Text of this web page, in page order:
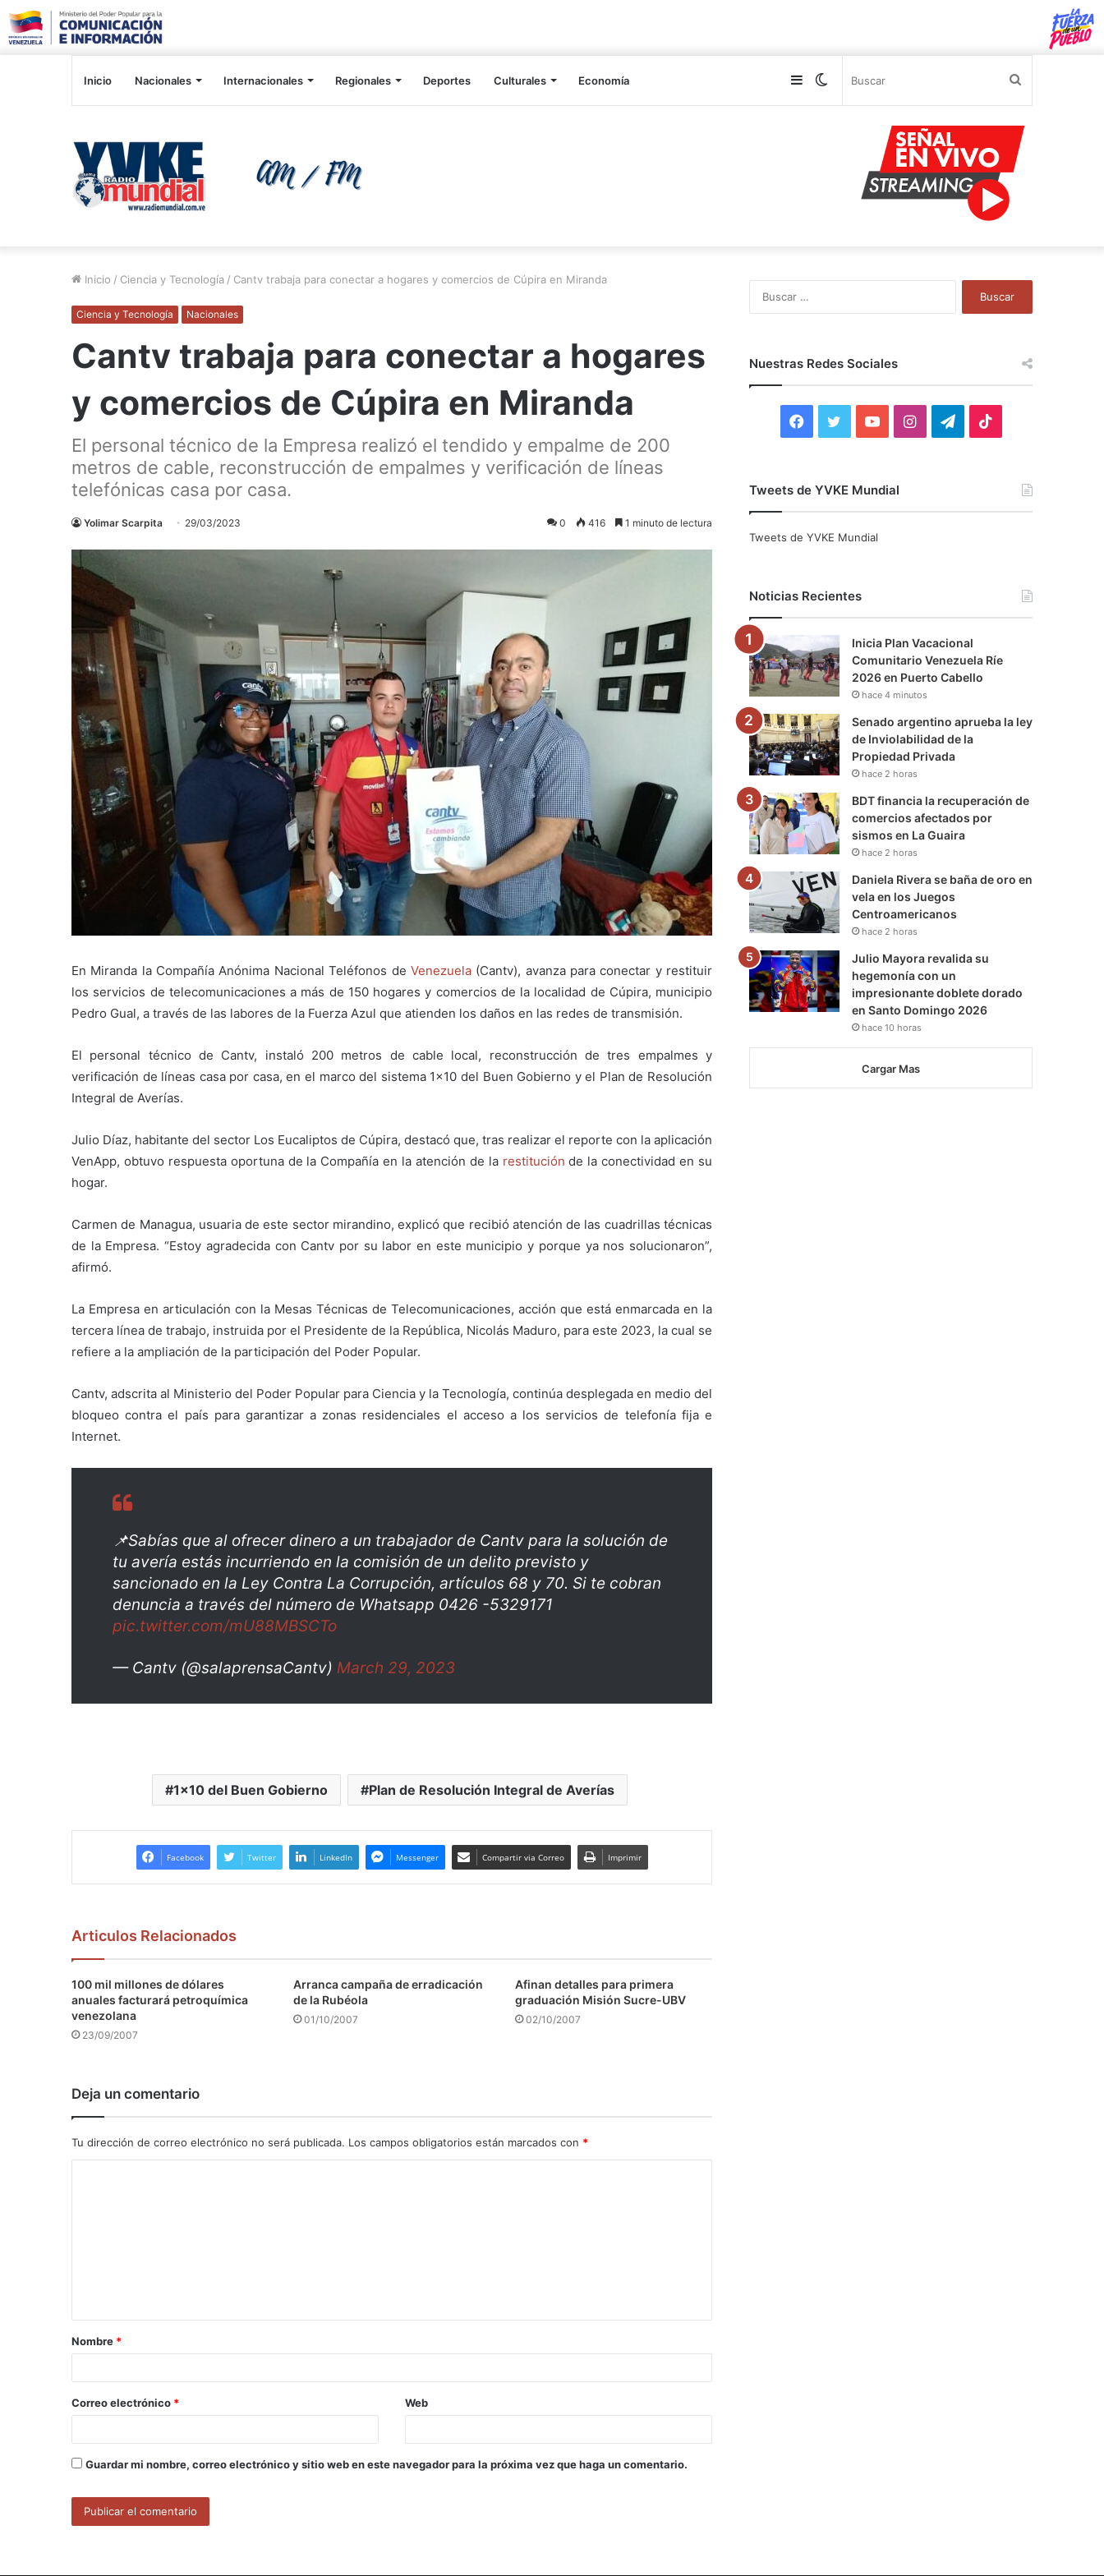
Inicio Nacionales Internacionales Regionales Deportes Culturales Economía Switch
Sidebar
Inicio / Ciencia y Tecnología / Cantv trabaja para conectar a hogares y comercios de Cúpira en Miranda
Ciencia y Tecnología Nacionales
Cantv trabaja para conectar a hogares
y comercios de Cúpira en Miranda
El personal técnico de la Empresa realizó el tendido y empalme de 200
metros de cable, reconstrucción de empalmes y verificación de líneas
telefónicas casa por casa.
Yolimar Scarpita 29/03/2023 0 416 1 minuto de lectura
En Miranda la Compañía Anónima Nacional Teléfonos de Venezuela(Cantv), avanza para conectar y restituir
los servicios de telecomunicaciones a más de 150 hogares y comercios de la localidad de Cúpira, municipio
Pedro Gual, a través de las labores de la Fuerza Azul que atienden los daños en las redes de transmisión.
El personal técnico de Cantv, instaló 200 metros de cable local, reconstrucción de tres empalmes y
verificación de líneas casa por casa, en el marco del sistema 1×10 del Buen Gobierno y el Plan de Resolución
Integral de Averías.
Julio Díaz, habitante del sector Los Eucaliptos de Cúpira, destacó que, tras realizar el reporte con la aplicación
VenApp, obtuvo respuesta oportuna de la Compañía en la atención de la restitución de la conectividad en su
hogar.
Carmen de Managua, usuaria de este sector mirandino, explicó que recibió atención de las cuadrillas técnicas
de la Empresa. “Estoy agradecida con Cantv por su labor en este municipio y porque ya nos solucionaron”,
afirmó.
La Empresa en articulación con la Mesas Técnicas de Telecomunicaciones, acción que está enmarcada en la
tercera línea de trabajo, instruida por el Presidente de la República, Nicolás Maduro, para este 2023, la cual se
refiere a la ampliación de la participación del Poder Popular.
Cantv, adscrita al Ministerio del Poder Popular para Ciencia y la Tecnología, continúa desplegada en medio del
bloqueo contra el país para garantizar a zonas residenciales el acceso a los servicios de telefonía fija e
Internet.
📌Sabías que al ofrecer dinero a un trabajador de Cantv para la solución de
tu avería estás incurriendo en la comisión de un delito previsto y
sancionado en la Ley Contra La Corrupción, artículos 68 y 70. Si te cobran
denuncia a través del número de Whatsapp 0426 -5329171
pic.twitter.com/mU88MBSCTo
— Cantv (@salaprensaCantv) March 29, 2023
1x10 del Buen Gobierno Plan de Resolución Integral de Averías
Facebook Twitter LinkedIn Messenger Compartir via Correo Imprimir
Articulos Relacionados
100 mil millones de dólares
anuales facturará petroquímica
venezolana
23/09/2007
Arranca campaña de erradicación
de la Rubéola
01/10/2007
Afinan detalles para primera
graduación Misión Sucre-UBV
02/10/2007
Deja un comentario
Tu dirección de correo electrónico no será publicada. Los campos obligatorios están marcados con *
a
r
*
Nombre *
Correo electrónico * Web
Guardar mi nombre, correo electrónico y sitio web en este navegador para la próxima vez que haga un comentario.
Nuestras Redes Sociales
F
c
o
k
i
r
Y
u
e
I
r
a
m
T
a
m
Tweets de YVKE Mundial
Tweets de YVKE Mundial
Noticias Recientes
Inicia Plan Vacacional
Comunitario Venezuela Ríe
2026 en Puerto Cabello
hace 4 minutos
Senado argentino aprueba la ley
de Inviolabilidad de la
Propiedad Privada
hace 2 horas
BDT financia la recuperación de
comercios afectados por
sismos en La Guaira
hace 2 horas
Daniela Rivera se baña de oro en
vela en los Juegos
Centroamericanos
hace 2 horas
Julio Mayora revalida su
hegemonía con un
impresionante doblete dorado
en Santo Domingo 2026
hace 10 horas
Cargar Mas